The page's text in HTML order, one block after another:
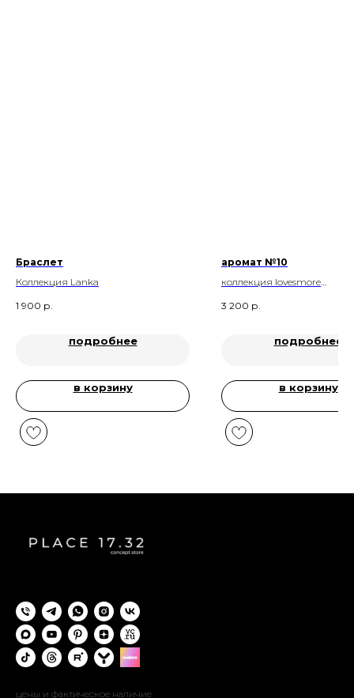
Браслет
Коллекция Lanka
1 900 р.
подробнее
в корзину
аромат №10
коллекция lovesmore
3 200 р.
подробнее
в корзину
цены и фактическое наличие